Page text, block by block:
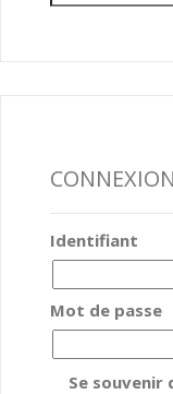
CONNEXION
Identifiant
Mot de passe
Se souvenir